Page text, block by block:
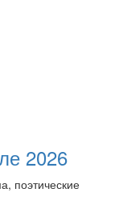
2026
поэтические